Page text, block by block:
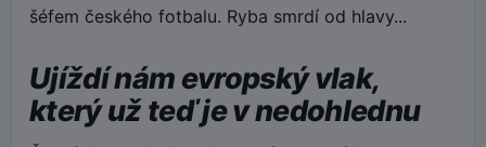
šéfem českého fotbalu. Ryba smrdí od hlavy...
Ujíždí nám evropský vlak,
který už teď je v nedohlednu